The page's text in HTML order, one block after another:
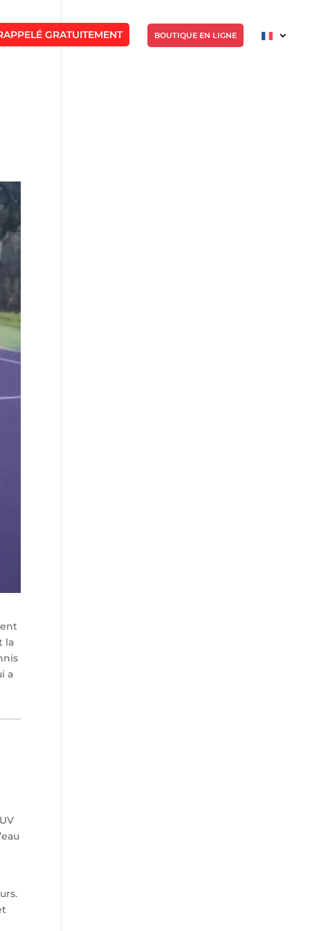
GRATUITEMENT BOUTIQUE EN LIGNE
la
a